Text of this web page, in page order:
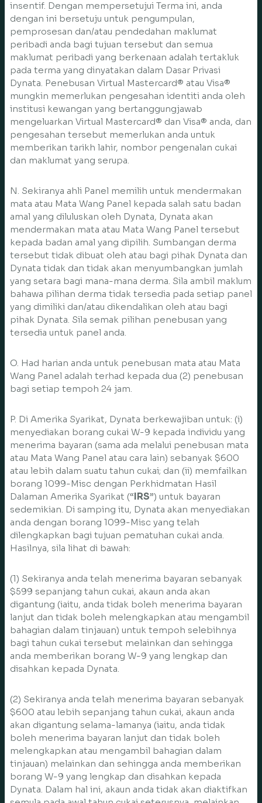
insentif. Dengan mempersetujui Terma ini, anda
dengan ini bersetuju untuk pengumpulan,
pemprosesan dan/atau pendedahan maklumat
peribadi anda bagi tujuan tersebut dan semua
maklumat peribadi yang berkenaan adalah tertakluk
pada terma yang dinyatakan dalam Dasar Privasi
Dynata. Penebusan Virtual Mastercard® atau Visa®
mungkin memerlukan pengesahan identiti anda oleh
institusi kewangan yang bertanggungjawab
mengeluarkan Virtual Mastercard® dan Visa® anda, dan
pengesahan tersebut memerlukan anda untuk
memberikan tarikh lahir, nombor pengenalan cukai
dan maklumat yang serupa.
N. Sekiranya ahli Panel memilih untuk mendermakan
mata atau Mata Wang Panel kepada salah satu badan
amal yang diluluskan oleh Dynata, Dynata akan
mendermakan mata atau Mata Wang Panel tersebut
kepada badan amal yang dipilih. Sumbangan derma
tersebut tidak dibuat oleh atau bagi pihak Dynata dan
Dynata tidak dan tidak akan menyumbangkan jumlah
yang setara bagi mana-mana derma. Sila ambil maklum
bahawa pilihan derma tidak tersedia pada setiap panel
yang dimiliki dan/atau dikendalikan oleh atau bagi
pihak Dynata. Sila semak pilihan penebusan yang
tersedia untuk panel anda.
O. Had harian anda untuk penebusan mata atau Mata
Wang Panel adalah terhad kepada dua (2) penebusan
bagi setiap tempoh 24 jam.
P. Di Amerika Syarikat, Dynata berkewajiban untuk: (i)
menyediakan borang cukai W-9 kepada individu yang
menerima bayaran (sama ada melalui penebusan mata
atau Mata Wang Panel atau cara lain) sebanyak $600
atau lebih dalam suatu tahun cukai; dan (ii) memfailkan
borang 1099-Misc dengan Perkhidmatan Hasil
Dalaman Amerika Syarikat (“IRS”) untuk bayaran
sedemikian. Di samping itu, Dynata akan menyediakan
anda dengan borang 1099-Misc yang telah
dilengkapkan bagi tujuan pematuhan cukai anda.
Hasilnya, sila lihat di bawah:
(1) Sekiranya anda telah menerima bayaran sebanyak
$599 sepanjang tahun cukai, akaun anda akan
digantung (iaitu, anda tidak boleh menerima bayaran
lanjut dan tidak boleh melengkapkan atau mengambil
bahagian dalam tinjauan) untuk tempoh selebihnya
bagi tahun cukai tersebut melainkan dan sehingga
anda memberikan borang W-9 yang lengkap dan
disahkan kepada Dynata.
(2) Sekiranya anda telah menerima bayaran sebanyak
$600 atau lebih sepanjang tahun cukai, akaun anda
akan digantung selama-lamanya (iaitu, anda tidak
boleh menerima bayaran lanjut dan tidak boleh
melengkapkan atau mengambil bahagian dalam
tinjauan) melainkan dan sehingga anda memberikan
borang W-9 yang lengkap dan disahkan kepada
Dynata. Dalam hal ini, akaun anda tidak akan diaktifkan